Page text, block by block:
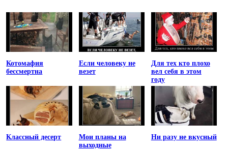
Котомафия
бессмертна
Если человеку не
везет
Для тех кто плохо
вел себя в этом
году
Классный десерт
Мои планы на
выходные
Ни разу не вкусный